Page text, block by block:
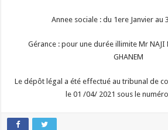
Annee sociale : du 1ere Janvier au
Gérance : pour une durée illimite Mr NAJI
GHANEM
Le dépôt légal a été effectué au tribunal de
le 01 /04/ 2021 sous le